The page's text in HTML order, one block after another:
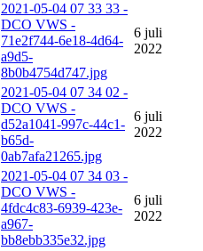
2021-05-04 07 33 33 -
DCO VWS -
71e2f744-6e18-4d64-
a9d5-
8b0b4754d747.jpg
6 juli
2022
2021-05-04 07 34 02 -
DCO VWS -
d52a1041-997c-44c1-
b65d-
0ab7afa21265.jpg
6 juli
2022
2021-05-04 07 34 03 -
DCO VWS -
4fdc4c83-6939-423e-
a967-
bb8ebb335e32.jpg
6 juli
2022